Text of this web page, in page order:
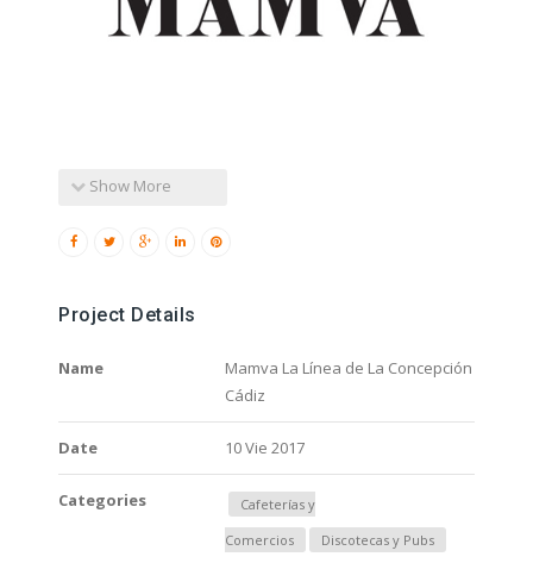
Show More
Project Details
Name
Mamva La Línea de La Concepción
Cádiz
Date 10 Vie 2017
Categories
Cafeterías y
Comercios
Discotecas y Pubs